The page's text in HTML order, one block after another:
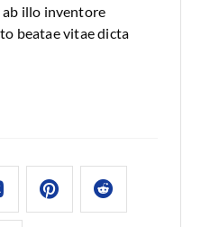
ab illo inventore
beatae vitae dicta